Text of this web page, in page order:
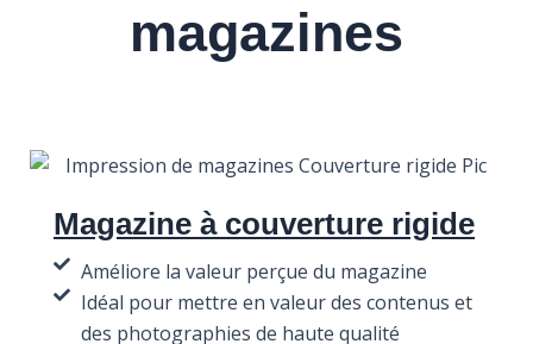
magazines
Magazine à couverture rigide
Améliore la valeur perçue du magazine
Idéal pour mettre en valeur des contenus et
des photographies de haute qualité